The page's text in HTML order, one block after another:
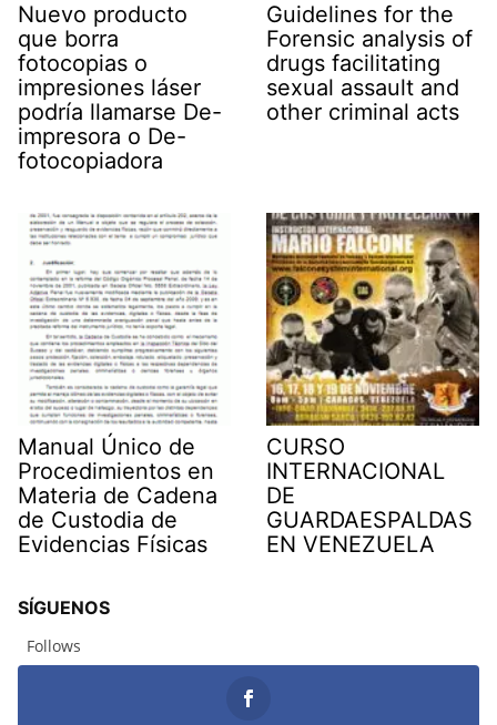
Nuevo producto
que borra
fotocopias o
impresiones láser
podría llamarse De-
impresora o De-
fotocopiadora
Guidelines for the
Forensic analysis of
drugs facilitating
sexual assault and
other criminal acts
Manual Único de
Procedimientos en
Materia de Cadena
de Custodia de
Evidencias Físicas
CURSO
INTERNACIONAL
DE
GUARDAESPALDAS
EN VENEZUELA
SÍGUENOS
Follows